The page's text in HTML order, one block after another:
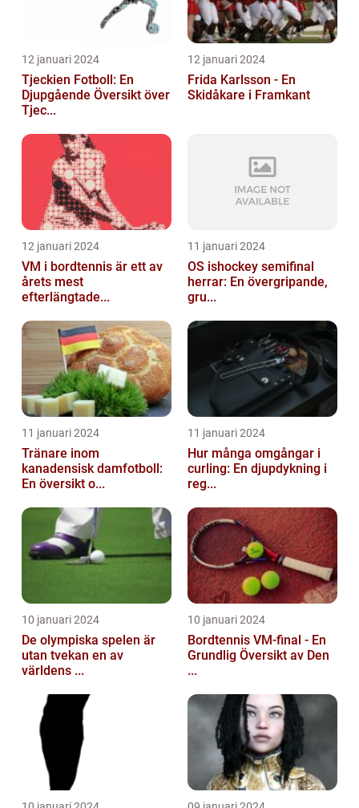
12 januari 2024
Tjeckien Fotboll: En
Djupgående Översikt över
Tjec...
12 januari 2024
Frida Karlsson - En
Skidåkare i Framkant
12 januari 2024
VM i bordtennis är ett av
årets mest
efterlängtade...
11 januari 2024
OS ishockey semifinal
herrar: En övergripande,
gru...
11 januari 2024
Tränare inom
kanadensisk damfotboll:
En översikt o...
11 januari 2024
Hur många omgångar i
curling: En djupdykning i
reg...
10 januari 2024
De olympiska spelen är
utan tvekan en av
världens ...
10 januari 2024
Bordtennis VM-final - En
Grundlig Översikt av Den
...